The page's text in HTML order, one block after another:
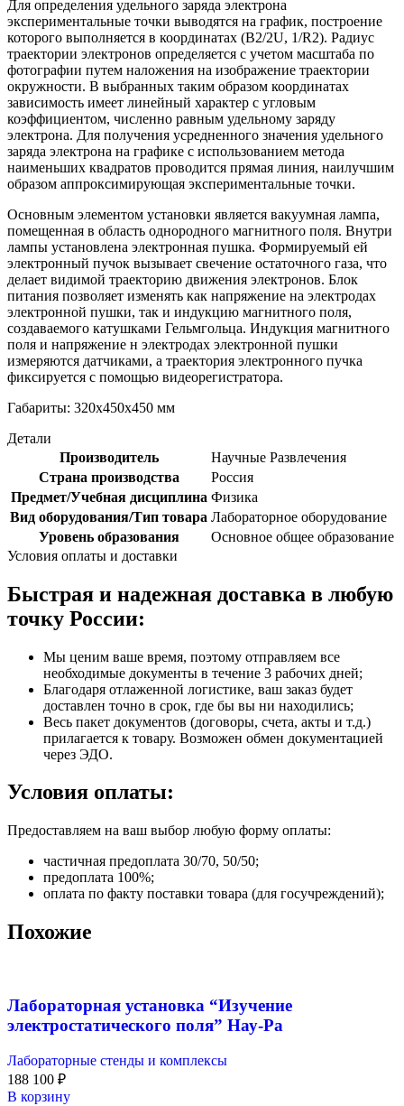
Для определения удельного заряда электрона
экспериментальные точки выводятся на график, построение
которого выполняется в координатах (B2/2U, 1/R2). Радиус
траектории электронов определяется с учетом масштаба по
фотографии путем наложения на изображение траектории
окружности. В выбранных таким образом координатах
зависимость имеет линейный характер с угловым
коэффициентом, численно равным удельному заряду
электрона. Для получения усредненного значения удельного
заряда электрона на графике с использованием метода
наименьших квадратов проводится прямая линия, наилучшим
образом аппроксимирующая экспериментальные точки.
Основным элементом установки является вакуумная лампа,
помещенная в область однородного магнитного поля. Внутри
лампы установлена электронная пушка. Формируемый ей
электронный пучок вызывает свечение остаточного газа, что
делает видимой траекторию движения электронов. Блок
питания позволяет изменять как напряжение на электродах
электронной пушки, так и индукцию магнитного поля,
создаваемого катушками Гельмгольца. Индукция магнитного
поля и напряжение н электродах электронной пушки
измеряются датчиками, а траектория электронного пучка
фиксируется с помощью видеорегистратора.
Габариты: 320х450х450 мм
Детали
Производитель
Научные Развлечения
Страна производства
Россия
Предмет/Учебная дисциплина Физика
Вид оборудования/Тип товара Лабораторное оборудование
Уровень образования
Основное общее образование
Условия оплаты и доставки
Быстрая и надежная доставка в любую
точку России:
Мы ценим ваше время, поэтому отправляем все
необходимые документы в течение 3 рабочих дней;
Благодаря отлаженной логистике, ваш заказ будет
доставлен точно в срок, где бы вы ни находились;
Весь пакет документов (договоры, счета, акты и т.д.)
прилагается к товару. Возможен обмен документацией
через ЭДО.
Условия оплаты:
Предоставляем на ваш выбор любую форму оплаты:
частичная предоплата 30/70, 50/50;
предоплата 100%;
оплата по факту поставки товара (для госучреждений);
Похожие
Лабораторная установка “Изучение
электростатического поля” Нау-Ра
Лабораторные стенды и комплексы
188 100 ₽
В корзину